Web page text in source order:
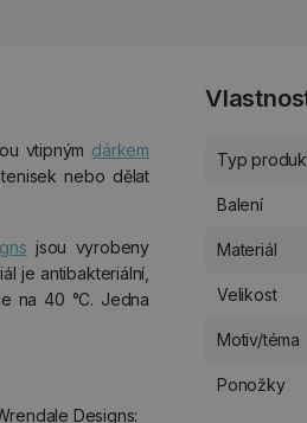
vtipným dárkem
nebo dělat
jsou vyrobeny
je antibakteriální,
na 40 °C. Jedna
Designs:
Typ
Balení
Materiál
Velikost
Motiv/téma
Ponožky